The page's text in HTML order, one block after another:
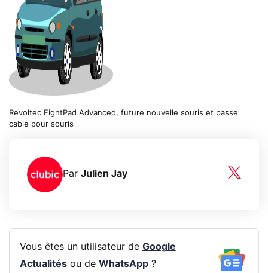
Revoltec FightPad Advanced, future nouvelle souris et passe
cable pour souris
Par Julien Jay
Vous êtes un utilisateur de Google
Actualitésou de WhatsApp?